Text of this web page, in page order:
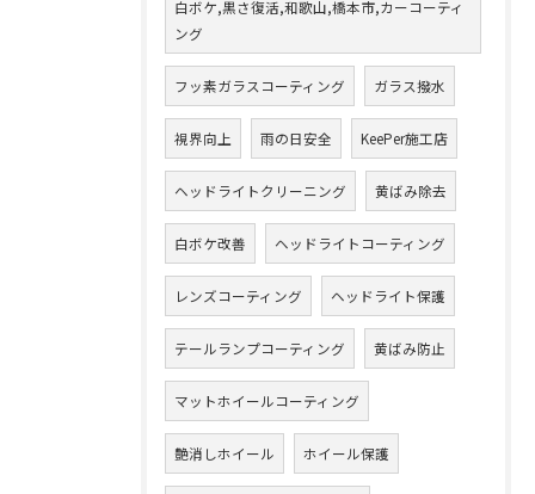
白ボケ,黒さ復活,和歌山,橋本市,カーコーティ
ング
フッ素ガラスコーティング ガラス撥水
視界向上 雨の日安全 KeePer施工店
ヘッドライトクリーニング 黄ばみ除去
白ボケ改善 ヘッドライトコーティング
レンズコーティング ヘッドライト保護
テールランプコーティング 黄ばみ防止
マットホイールコーティング
艶消しホイール ホイール保護